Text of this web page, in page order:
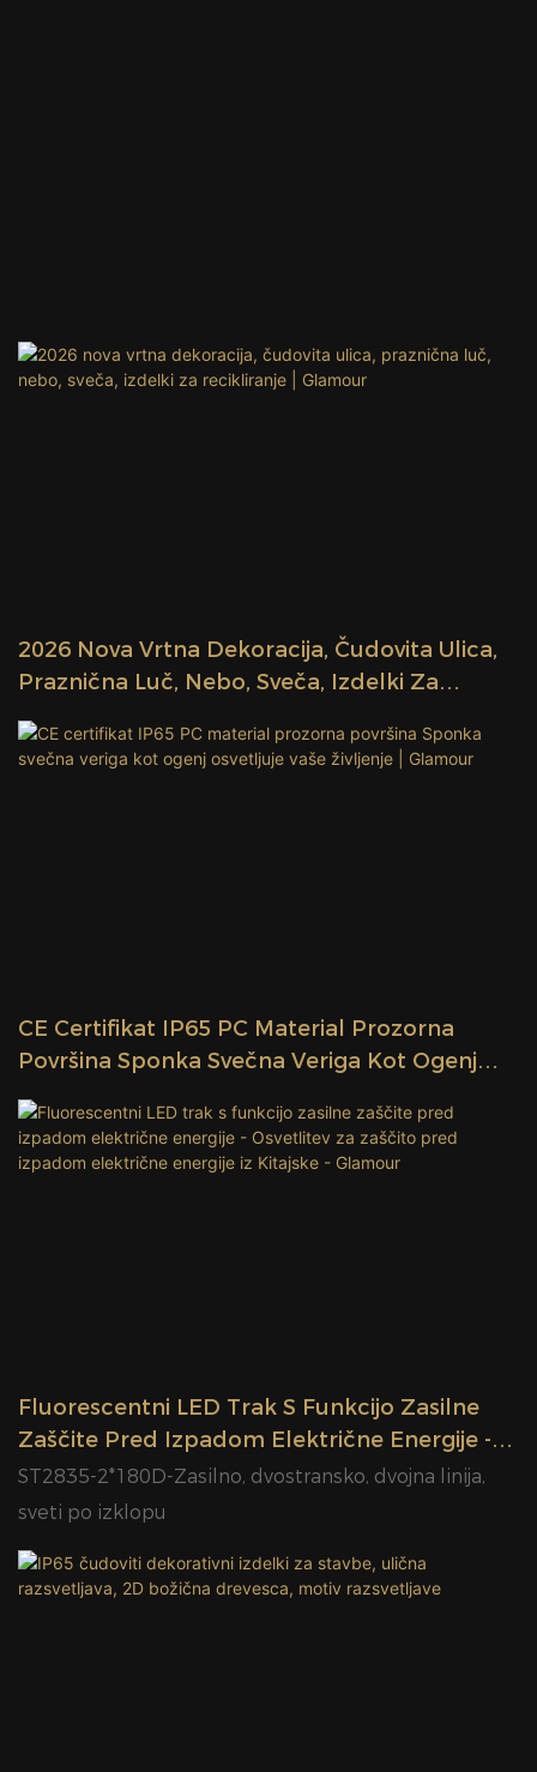
2026 Nova Vrtna Dekoracija, Čudovita Ulica,
Praznična Luč, Nebo, Sveča, Izdelki Za
Recikliranje | Glamour
CE Certifikat IP65 PC Material Prozorna
Površina Sponka Svečna Veriga Kot Ogenj
Osvetljuje Vaše Življenje | Glamour
Fluorescentni LED Trak S Funkcijo Zasilne
Zaščite Pred Izpadom Električne Energije -
Osvetlitev Za Zaščito Pred Izpadom
Električne Energije Iz Kitajske - Glamour
ST2835-2*180D-Zasilno, dvostransko, dvojna linija,
sveti po izklopu